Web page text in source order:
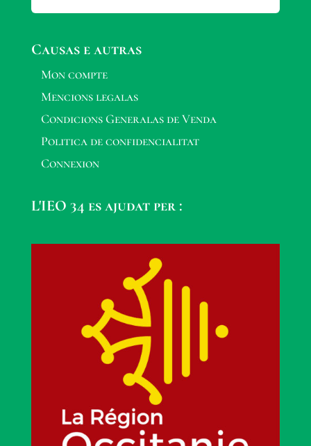
Causas e autras
Mon compte
Mencions legalas
Condicions Generalas de Venda
Politica de confidencialitat
Connexion
L'IEO 34 es ajudat per :